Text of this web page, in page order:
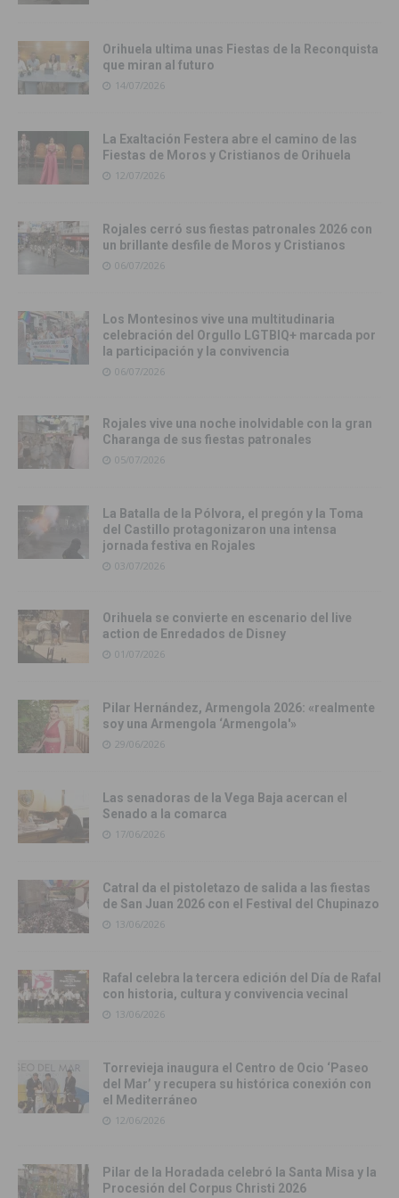
Orihuela ultima unas Fiestas de la Reconquista
que miran al futuro
14/07/2026
La Exaltación Festera abre el camino de las
Fiestas de Moros y Cristianos de Orihuela
12/07/2026
Rojales cerró sus fiestas patronales 2026 con
un brillante desfile de Moros y Cristianos
06/07/2026
Los Montesinos vive una multitudinaria
celebración del Orgullo LGTBIQ+ marcada por
la participación y la convivencia
06/07/2026
Rojales vive una noche inolvidable con la gran
Charanga de sus fiestas patronales
05/07/2026
La Batalla de la Pólvora, el pregón y la Toma
del Castillo protagonizaron una intensa
jornada festiva en Rojales
03/07/2026
Orihuela se convierte en escenario del live
action de Enredados de Disney
01/07/2026
Pilar Hernández, Armengola 2026: «realmente
soy una Armengola ‘Armengola'»
29/06/2026
Las senadoras de la Vega Baja acercan el
Senado a la comarca
17/06/2026
Catral da el pistoletazo de salida a las fiestas
de San Juan 2026 con el Festival del Chupinazo
13/06/2026
Rafal celebra la tercera edición del Día de Rafal
con historia, cultura y convivencia vecinal
13/06/2026
Torrevieja inaugura el Centro de Ocio ‘Paseo
del Mar’ y recupera su histórica conexión con
el Mediterráneo
12/06/2026
Pilar de la Horadada celebró la Santa Misa y la
Procesión del Corpus Christi 2026